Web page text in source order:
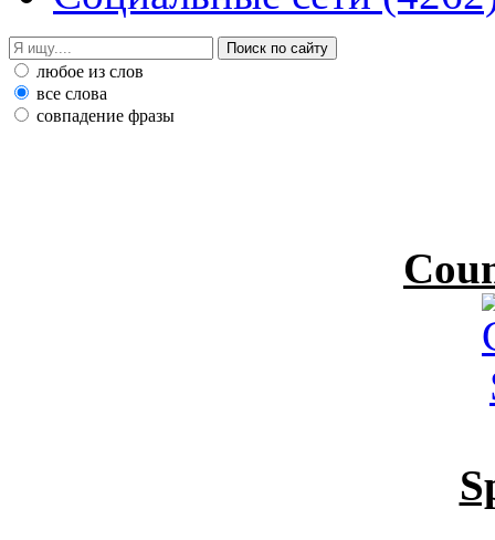
любое из слов
все слова
совпадение фразы